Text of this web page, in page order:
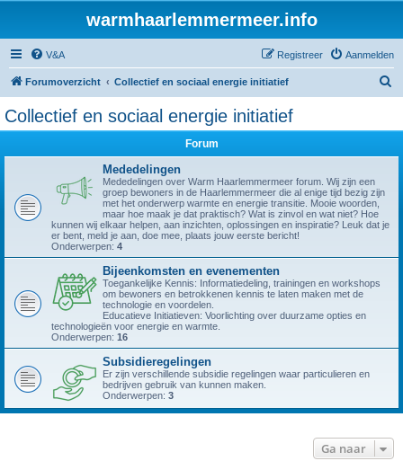
warmhaarlemmermeer.info
V&A Aanmelden
Registreer
Forumoverzicht Collectief en sociaal energie initiatief
Collectief en sociaal energie initiatief
Forum
Mededelingen
Mededelingen over Warm Haarlemmermeer forum. Wij zijn een
groep bewoners in de Haarlemmermeer die al enige tijd bezig zijn
met het onderwerp warmte en energie transitie. Mooie woorden,
maar hoe maak je dat praktisch? Wat is zinvol en wat niet? Hoe
kunnen wij elkaar helpen, aan inzichten, oplossingen en inspiratie? Leuk dat je
er bent, meld je aan, doe mee, plaats jouw eerste bericht!
Onderwerpen: 4
Bijeenkomsten en evenementen
Toegankelijke Kennis: Informatiedeling, trainingen en workshops
om bewoners en betrokkenen kennis te laten maken met de
technologie en voordelen.
Educatieve Initiatieven: Voorlichting over duurzame opties en
technologieën voor energie en warmte.
Onderwerpen: 16
Subsidieregelingen
Er zijn verschillende subsidie regelingen waar particulieren en
bedrijven gebruik van kunnen maken.
Onderwerpen: 3
Ga naar